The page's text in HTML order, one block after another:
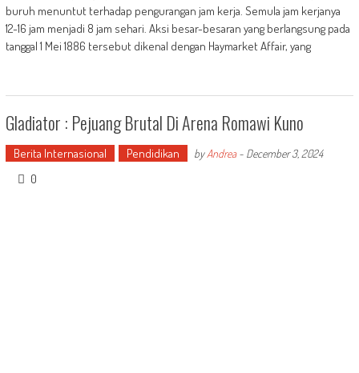
buruh menuntut terhadap pengurangan jam kerja. Semula jam kerjanya
12-16 jam menjadi 8 jam sehari. Aksi besar-besaran yang berlangsung pada
tanggal 1 Mei 1886 tersebut dikenal dengan Haymarket Affair, yang
Gladiator : Pejuang Brutal Di Arena Romawi Kuno
Berita Internasional Pendidikan byAndrea- December 3, 2024
0